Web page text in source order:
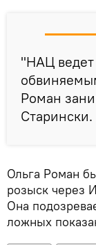
"НАЦ ведет
Роман
Старински.
Ольга Роман
розыск через
Она
ложных